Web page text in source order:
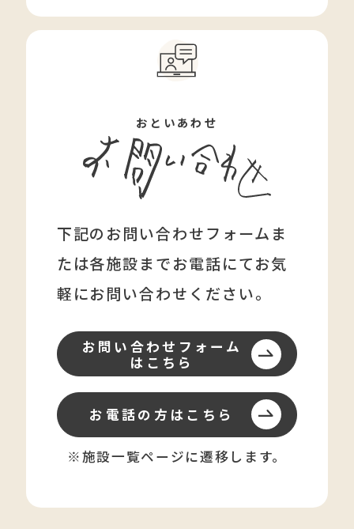
おといあわせ
下記のお問い合わせフォームま
たは各施設までお電話にてお気
軽にお問い合わせください。
お問い合わせフォーム
はこちら
お電話の方はこちら
※施設一覧ページに遷移します。